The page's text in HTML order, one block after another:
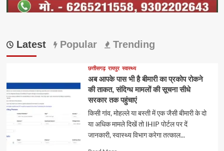
Latest Popular Trending
छत्तीसगढ़ रायपुर स्वास्थ्य
अब आपके पास भी है बीमारी का प्रकोप रोकने
की ताकत, संदिग्ध मामलों की सूचना सीधे
सरकार तक पहुंचाएं
किसी गांव, मोहल्ले या बस्ती में एक जैसी बीमारी के दो
या अधिक मामले दिखें तो IHIP पोर्टल पर दें
जानकारी, स्वास्थ्य विभाग करेगा तत्काल...